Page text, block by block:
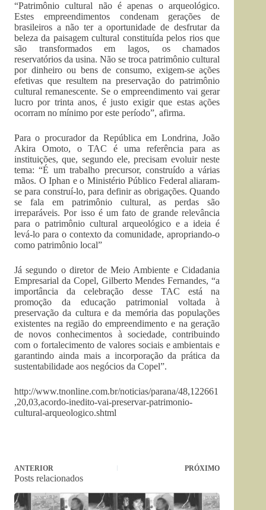
“Patrimônio cultural não é apenas o arqueológico.
Estes empreendimentos condenam gerações de
brasileiros a não ter a oportunidade de desfrutar da
beleza da paisagem cultural constituída pelos rios que
são transformados em lagos, os chamados
reservatórios da usina. Não se troca patrimônio cultural
por dinheiro ou bens de consumo, exigem-se ações
efetivas que resultem na preservação do patrimônio
cultural remanescente. Se o empreendimento vai gerar
lucro por trinta anos, é justo exigir que estas ações
ocorram no mínimo por este período”, afirma.
Para o procurador da República em Londrina, João
Akira Omoto, o TAC é uma referência para as
instituições, que, segundo ele, precisam evoluir neste
tema: “É um trabalho precursor, construído a várias
mãos. O Iphan e o Ministério Público Federal aliaram-
se para construí-lo, para definir as obrigações. Quando
se fala em patrimônio cultural, as perdas são
irreparáveis. Por isso é um fato de grande relevância
para o patrimônio cultural arqueológico e a ideia é
levá-lo para o contexto da comunidade, apropriando-o
como patrimônio local”
Já segundo o diretor de Meio Ambiente e Cidadania
Empresarial da Copel, Gilberto Mendes Fernandes, “a
importância da celebração desse TAC está na
promoção da educação patrimonial voltada à
preservação da cultura e da memória das populações
existentes na região do empreendimento e na geração
de novos conhecimentos à sociedade, contribuindo
com o fortalecimento de valores sociais e ambientais e
garantindo ainda mais a incorporação da prática da
sustentabilidade aos negócios da Copel”.
http://www.tnonline.com.br/noticias/parana/48,122661
,20,03,acordo-inedito-vai-preservar-patrimonio-
cultural-arqueologico.shtml
ANTERIOR PRÓXIMO
Posts relacionados